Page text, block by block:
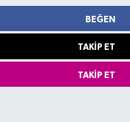
BEĞEN
TAKIP ET
TAKIP ET